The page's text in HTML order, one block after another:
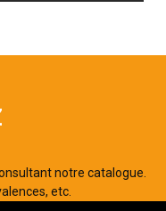
notre catalogue.
etc.